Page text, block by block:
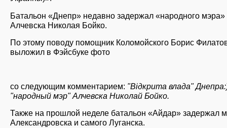
Батальон «Днепр» недавно задержал «народного мэра»
Алчевска Николая Бойко.
По этому поводу помощник Коломойского Борис
выложил в Фэйсбуке фото
со следующим комментарием: "Вiдкрита влада"
"народный мэр" Алчевска Николай Бойко.
Также на прошлой неделе батальон «Айдар» задержал
Александровска и самого Луганска.